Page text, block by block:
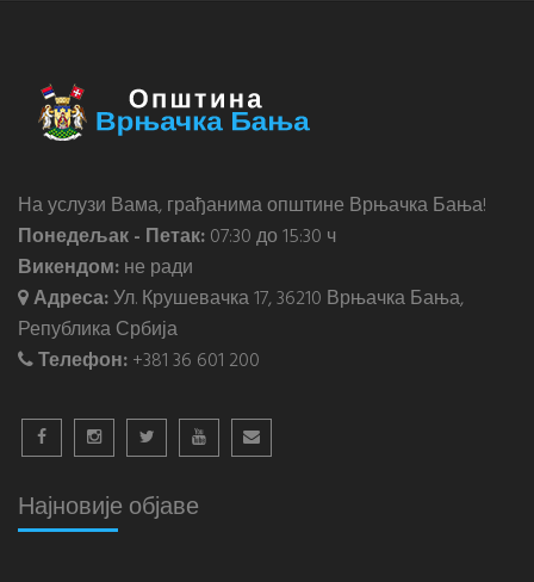
На услузи Вама, грађанима општине Врњачка Бања!
Понедељак - Петак:07:30 до 15:30 ч
Викендом:не ради
Адреса:Ул. Крушевачка 17, 36210 Врњачка Бања,
Република Србија
Телефон:+381 36 601 200
Најновије објаве